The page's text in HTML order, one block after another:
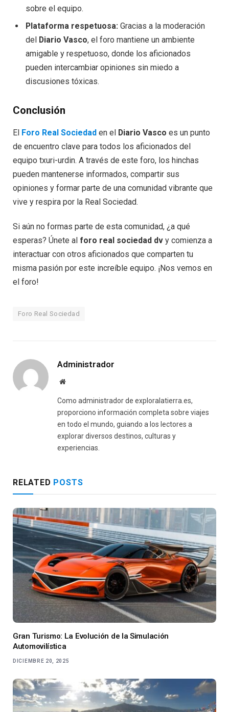
sobre el equipo.
Plataforma respetuosa: Gracias a la moderación
del Diario Vasco, el foro mantiene un ambiente
amigable y respetuoso, donde los aficionados
pueden intercambiar opiniones sin miedo a
discusiones tóxicas.
Conclusión
El Foro Real Sociedad en el Diario Vasco es un punto
de encuentro clave para todos los aficionados del
equipo txuri-urdin. A través de este foro, los hinchas
pueden mantenerse informados, compartir sus
opiniones y formar parte de una comunidad vibrante que
vive y respira por la Real Sociedad.
Si aún no formas parte de esta comunidad, ¿a qué
esperas? Únete al foro real sociedad dv y comienza a
interactuar con otros aficionados que comparten tu
misma pasión por este increíble equipo. ¡Nos vemos en
el foro!
Foro Real Sociedad
Administrador
Website
Como administrador de exploralatierra.es,
proporciono información completa sobre viajes
en todo el mundo, guiando a los lectores a
explorar diversos destinos, culturas y
experiencias.
RELATED POSTS
Gran Turismo: La Evolución de la Simulación
Automovilística
DICIEMBRE 20, 2025